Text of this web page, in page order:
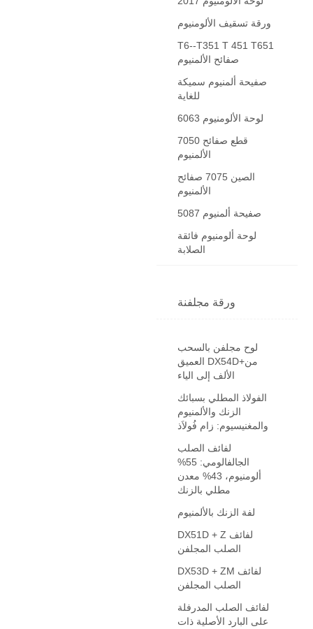
ورقة تسقيف الألومنيوم
T6--T351 T 451 T651
صفائح الألمنيوم
صفيحة ألمنيوم سميكة
للغاية
6063 لوحة الألومنيوم
7050 قطع صفائح
الألمنيوم
الصين 7075 صفائح
الألمنيوم
5087 صفيحة ألمنيوم
لوحة ألومنيوم فائقة
الصلابة
ورقة مجلفنة
لوح مجلفن بالسحب
العميق DX54D+من
الألف إلى الياء
الفولاذ المطلي بسبائك
الزنك والألمنيوم
والمغنيسيوم: زام فُولاَذ
لفائف الصلب
الجالفالومي: 55%
ألومنيوم، 43% معدن
مطلي بالزنك
لفة الزنك بالألمنيوم
DX51D + Z لفائف
الصلب المجلفن
DX53D + ZM لفائف
الصلب المجلفن
لفائف الصلب المدرفلة
على البارد الأصلية ذات